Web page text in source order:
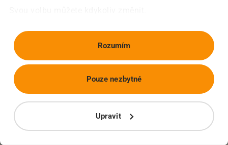
Rozumím
Upravit
Pouze nezbytné